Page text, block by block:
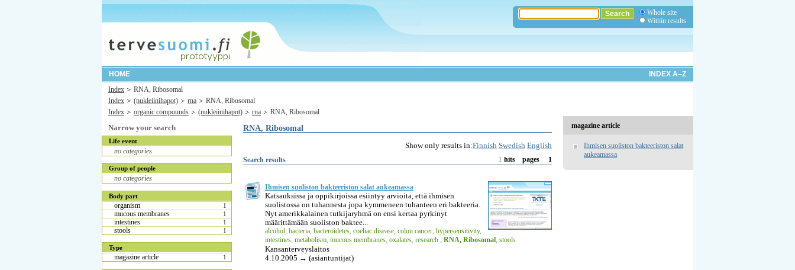
Whole site
Within results
HOME
INDEX A–Z
Index
RNA, Ribosomal
Index
(nukleiinihapot) rna
RNA, Ribosomal
Index
organic compounds (nukleiinihapot) rna RNA, Ribosomal
Narrow your search
Life event
no categories
Group of people
no categories
Body part
organism 1
mucous membranes 1
intestines 1
stools 1
Type
magazine article 1
RNA, Ribosomal
Show only results in:Finnish Swedish English
Search results 1hits pages 1
Ihmisen suoliston bakteeriston salat aukeamassa
Katsauksissa ja oppikirjoissa esiintyy arvioita, että ihmisen
suolistossa on tuhannesta jopa kymmeneen tuhanteen eri bakteeria.
Nyt amerikkalainen tutkijaryhmä on ensi kertaa pyrkinyt
määrittämään suoliston baktee...
alcohol bacteria bacteroidetes coeliac disease colon cancer hypersensitivity,
intestines metabolism mucous membranes oxalates research RNA, Ribosomal stools
Kansanterveyslaitos
4.10.2005 → (asiantuntijat)
magazine article
Ihmisen suoliston bakteeriston salat
aukeamassa